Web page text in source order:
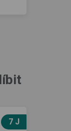
7 J